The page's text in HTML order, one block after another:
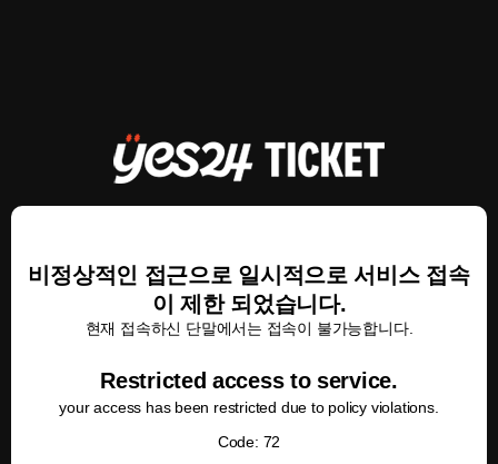
비정상적인 접근으로 일시적으로 서비스 접속
이 제한 되었습니다.
현재 접속하신 단말에서는 접속이 불가능합니다.
Restricted access to service.
your access has been restricted due to policy violations.
Code: 72